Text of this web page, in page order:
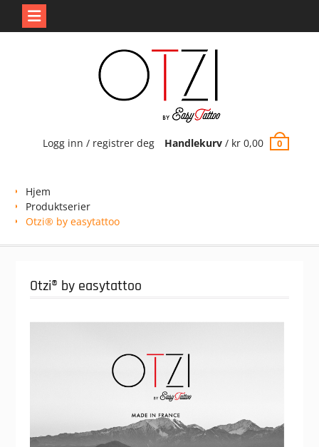
Logg inn / registrer deg Handlekurv / kr 0,00 0
Hjem
Produktserier
Otzi® by easytattoo
Otzi® by easytattoo